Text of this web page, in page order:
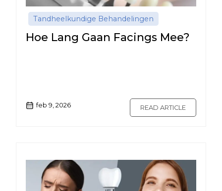
Tandheelkundige Behandelingen
Hoe Lang Gaan Facings Mee?
feb 9, 2026 READ ARTICLE